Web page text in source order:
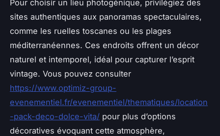
Pour choisir un lieu photogénique, privilégiez des
sites authentiques aux panoramas spectaculaires,
comme les ruelles toscanes ou les plages
méditerranéennes. Ces endroits offrent un décor
naturel et intemporel, idéal pour capturer l’esprit
vintage. Vous pouvez consulter
https://www.optimiz-group-
evenementiel.fr/evenementiel/thematiques/location
-pack-deco-dolce-vita/ pour plus d’options
décoratives évoquant cette atmosphère,